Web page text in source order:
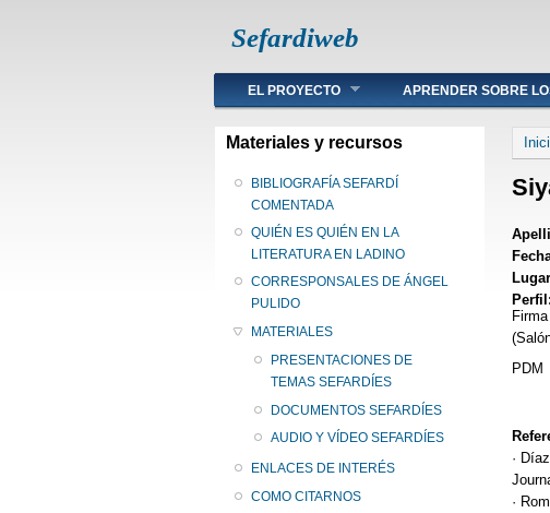
Sefardiweb
Main menu
EL PROYECTO APRENDER SOBRE
Materiales y recursos
BIBLIOGRAFÍA SEFARDÍ
COMENTADA
QUIÉN ES QUIÉN EN LA
LITERATURA EN LADINO
CORRESPONSALES DE ÁNGEL
PULIDO
MATERIALES
PRESENTACIONES DE
TEMAS SEFARDÍES
DOCUMENTOS SEFARDÍES
AUDIO Y VÍDEO SEFARDÍES
ENLACES DE INTERÉS
COMO CITARNOS
Perfil:
PDM
·
·